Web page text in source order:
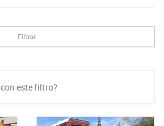
Filtrar
con este filtro?